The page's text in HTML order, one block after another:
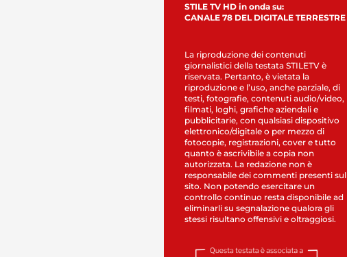
STILE TV HD in onda su:
CANALE 78 DEL DIGITALE TERRESTRE
La riproduzione dei contenuti
giornalistici della testata STILETV è
riservata. Pertanto, è vietata la
riproduzione e l’uso, anche parziale, di
testi, fotografie, contenuti audio/video,
filmati, loghi, grafiche aziendali e
pubblicitarie, con qualsiasi dispositivo
elettronico/digitale o per mezzo di
fotocopie, registrazioni, cover e tutto
quanto è ascrivibile a copia non
autorizzata. La redazione non è
responsabile dei commenti presenti sul
sito. Non potendo esercitare un
controllo continuo resta disponibile ad
eliminarli su segnalazione qualora gli
stessi risultano offensivi e oltraggiosi.